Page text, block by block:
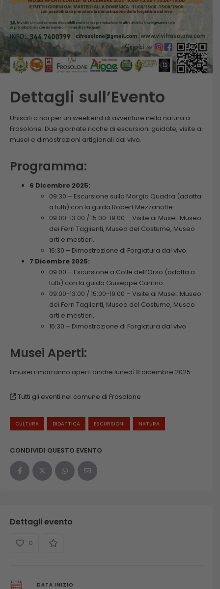
Dettagli sull’Evento
Unisciti a noi per un weekend di avventure nella natura a
Frosolone. Due giornate ricche di escursioni guidate, visite ai
musei e dimostrazioni artigianali dal vivo.
Programma:
6 Dicembre 2025:
09:30 – Escursione sulla Morgia Quadra (adatta
a tutti) con la guida Robert Mezzanotte.
09:00-13:00 / 15:00-19:00 – Visite ai Musei: Museo
dei Ferri Taglienti, Museo del Costume, Museo
arti e mestieri.
16:30 – Dimostrazione di Forgiatura dal vivo.
7 Dicembre 2025:
09:00 – Escursione a Colle dell’Orso (adatta a
tutti) con la guida Giuseppe Carrino.
09:00-13:00 / 15:00-19:00 – Visite ai Musei: Museo
dei Ferri Taglienti, Museo del Costume, Museo
arti e mestieri.
16:30 – Dimostrazione di Forgiatura dal vivo.
Musei Aperti:
I musei rimarranno aperti anche lunedì 8 dicembre 2025.
Tutti gli eventi nel comune di Frosolone
CULTURA DIDATTICA ESCURSIONI NATURA
CONDIVIDI QUESTO EVENTO
Dettagli evento
0
DATA INIZIO